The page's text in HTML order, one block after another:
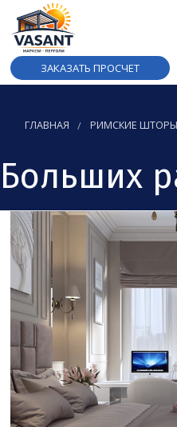
ЗАКАЗАТЬ ПРОСЧЕТ
ГЛАВНАЯ РИМСКИЕ ШТОРЫ
Больших